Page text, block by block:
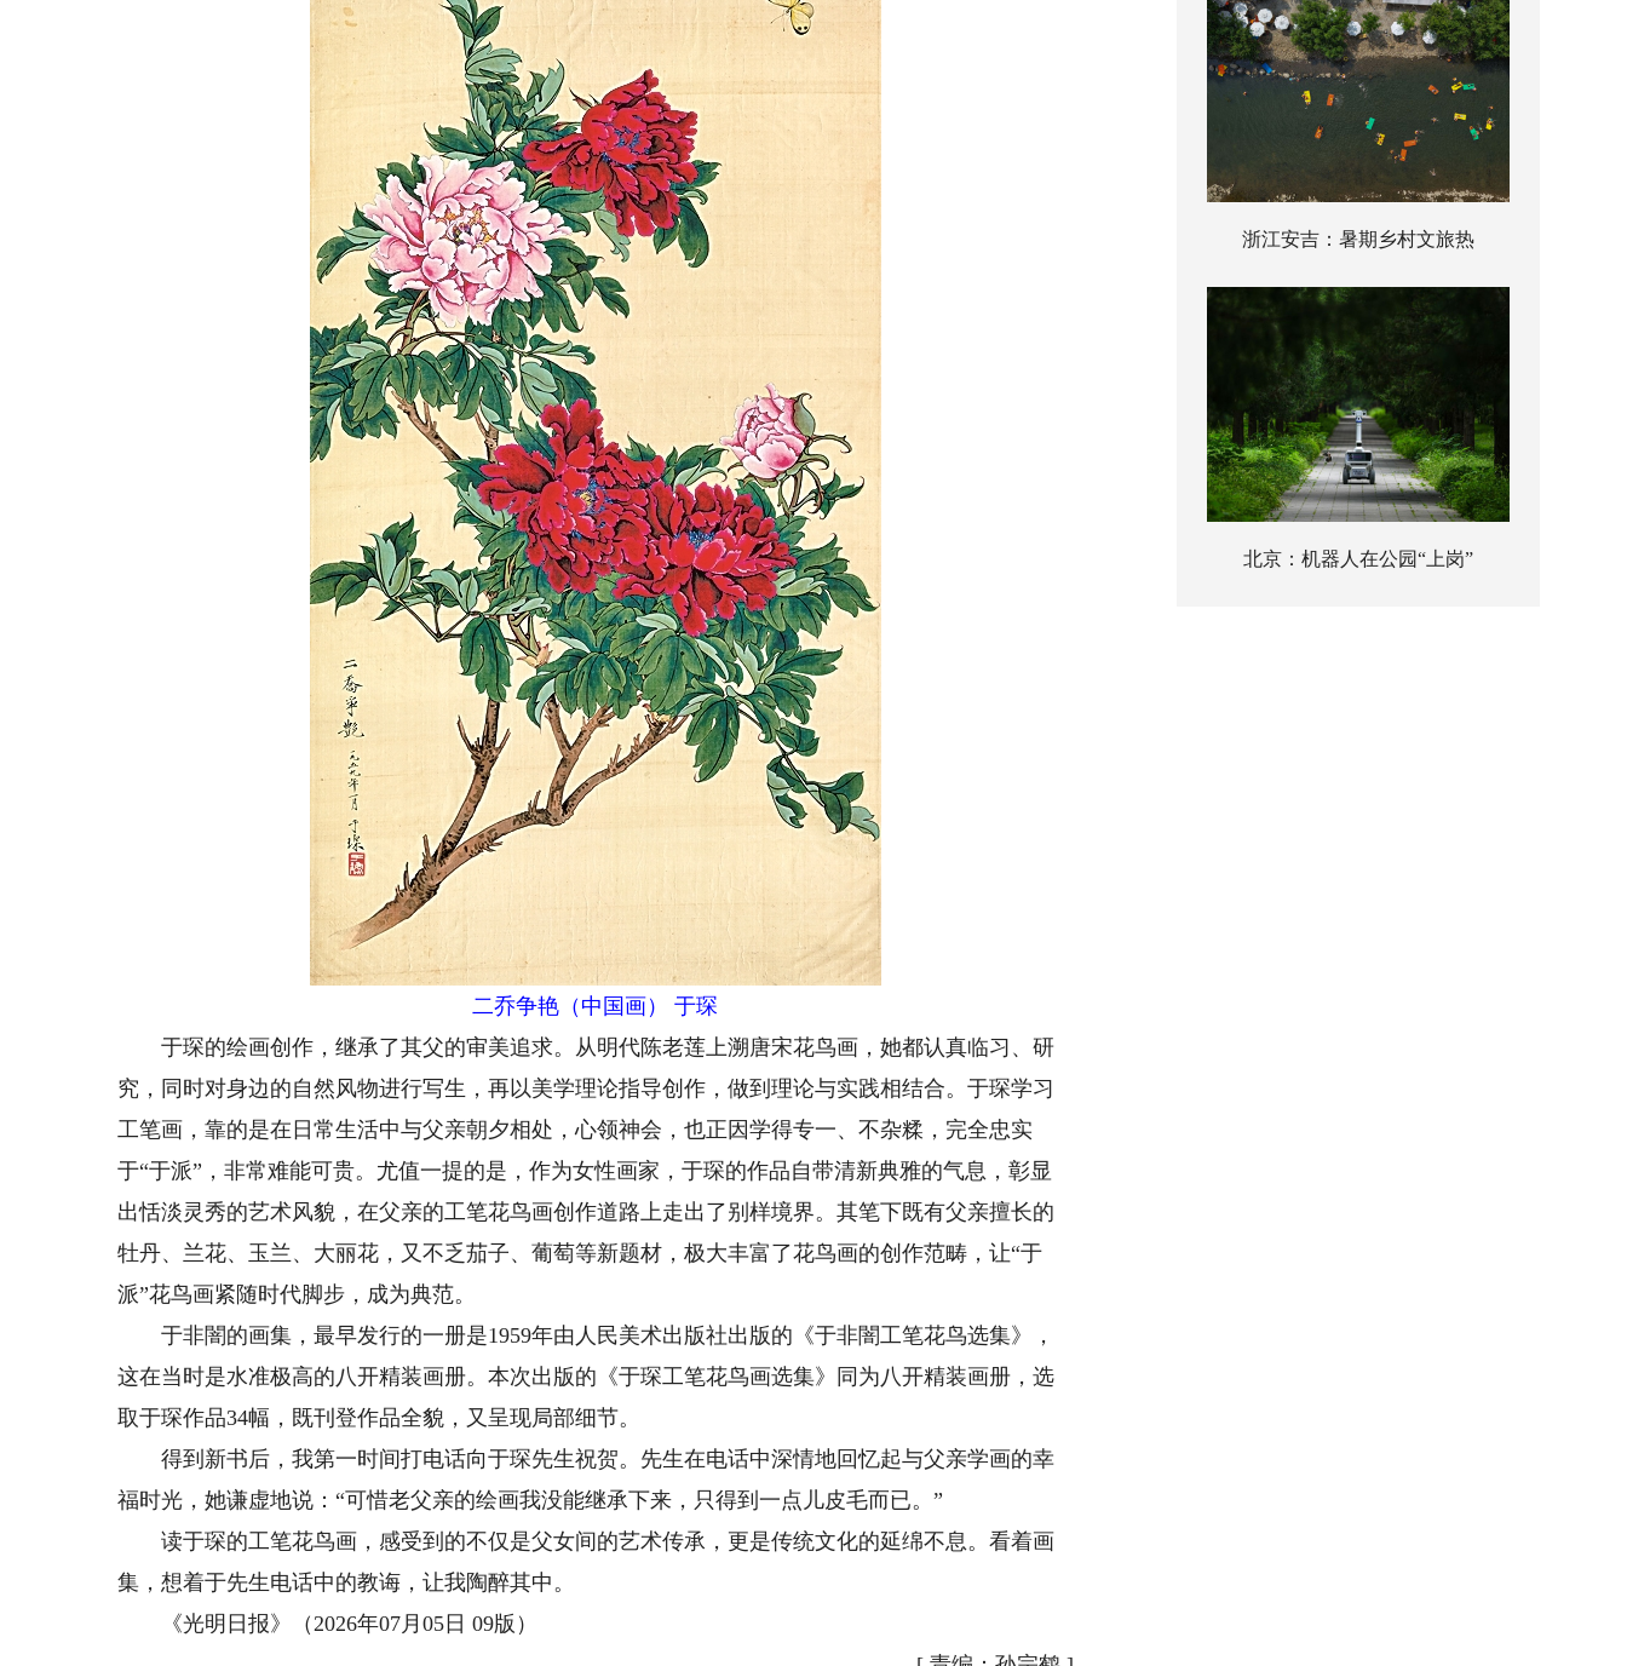
二乔争艳（中国画） 于琛
于琛的绘画创作，继承了其父的审美追求。从明代陈老莲上溯唐宋花鸟画，她都认真临习、研
究，同时对身边的自然风物进行写生，再以美学理论指导创作，做到理论与实践相结合。于琛学习
工笔画，靠的是在日常生活中与父亲朝夕相处，心领神会，也正因学得专一、不杂糅，完全忠实
于“于派”，非常难能可贵。尤值一提的是，作为女性画家，于琛的作品自带清新典雅的气息，彰显
出恬淡灵秀的艺术风貌，在父亲的工笔花鸟画创作道路上走出了别样境界。其笔下既有父亲擅长的
牡丹、兰花、玉兰、大丽花，又不乏茄子、葡萄等新题材，极大丰富了花鸟画的创作范畴，让“于
派”花鸟画紧随时代脚步，成为典范。
于非闇的画集，最早发行的一册是1959年由人民美术出版社出版的《于非闇工笔花鸟选集》，
这在当时是水准极高的八开精装画册。本次出版的《于琛工笔花鸟画选集》同为八开精装画册，选
取于琛作品34幅，既刊登作品全貌，又呈现局部细节。
得到新书后，我第一时间打电话向于琛先生祝贺。先生在电话中深情地回忆起与父亲学画的幸
福时光，她谦虚地说：“可惜老父亲的绘画我没能继承下来，只得到一点儿皮毛而已。”
读于琛的工笔花鸟画，感受到的不仅是父女间的艺术传承，更是传统文化的延绵不息。看着画
集，想着于先生电话中的教诲，让我陶醉其中。
《光明日报》（2026年07月05日 09版）
浙江安吉：暑期乡村文旅热
北京：机器人在公园“上岗”